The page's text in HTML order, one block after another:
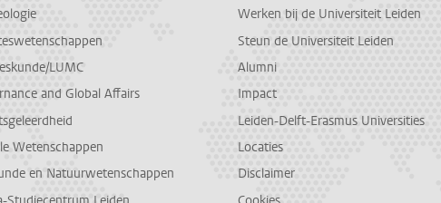
LUMC
and Global Affairs
Wetenschappen
en Natuurwetenschappen
Werken bij de Universiteit Leiden
Steun de Universiteit Leiden
Alumni
Impact
Leiden-Delft-Erasmus Universities
Locaties
Disclaimer